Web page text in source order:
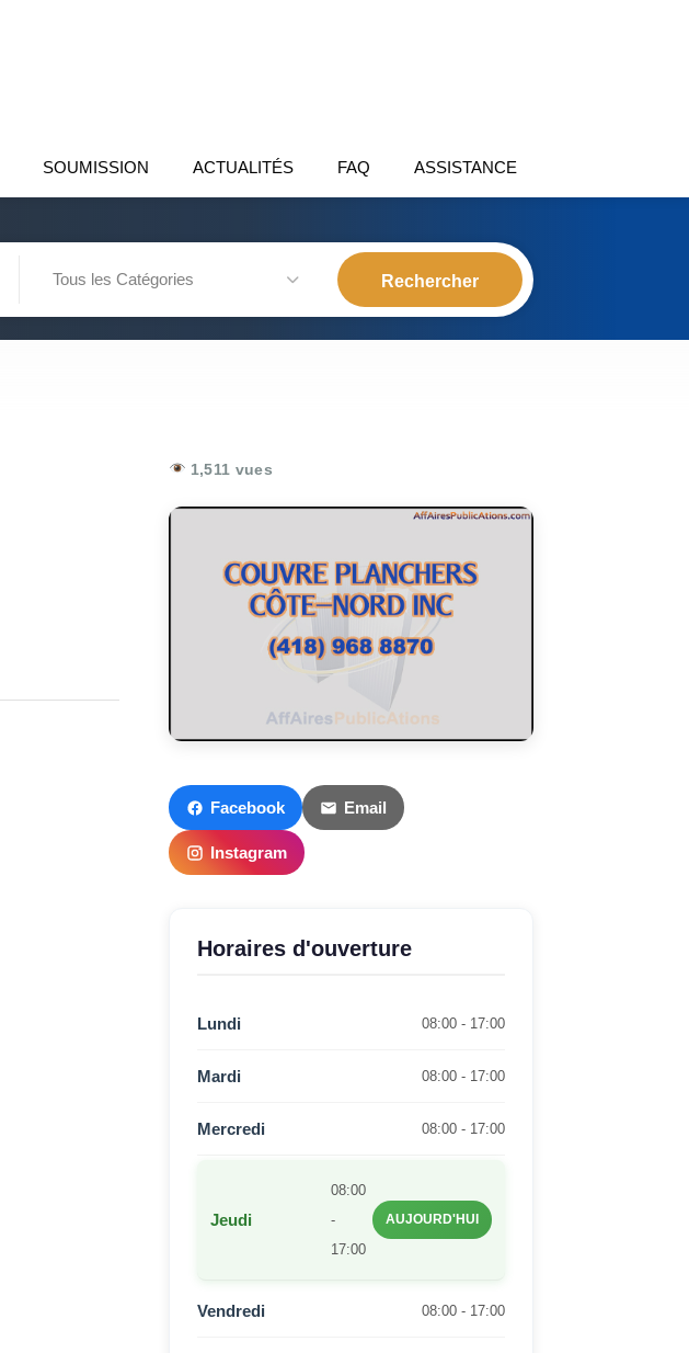
SOUMISSION ACTUALITÉS FAQ ASSISTANCE
Tous les Catégories
1,511 vues
Facebook Email
Instagram
Horaires d'ouverture
Lundi 08:00 - 17:00
Mardi 08:00 - 17:00
Mercredi 08:00 - 17:00
Jeudi
08:00
-
17:00
AUJOURD'HUI
Vendredi 08:00 - 17:00